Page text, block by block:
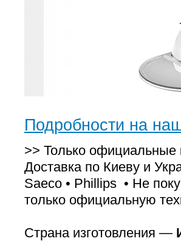
Подробности на
>> Только
Доставка по Киеву и
Saeco • Phillips • Не
только официальную
Страна изготовления —